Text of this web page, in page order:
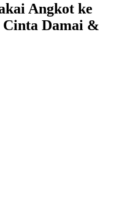
Angkot ke
Damai &